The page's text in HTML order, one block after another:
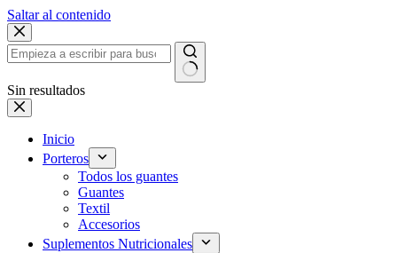
Saltar al contenido
Sin resultados
Inicio
Porteros
Todos los guantes
Guantes
Textil
Accesorios
Suplementos Nutricionales